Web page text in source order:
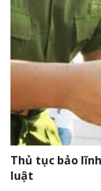
Thủ tục bảo
luật